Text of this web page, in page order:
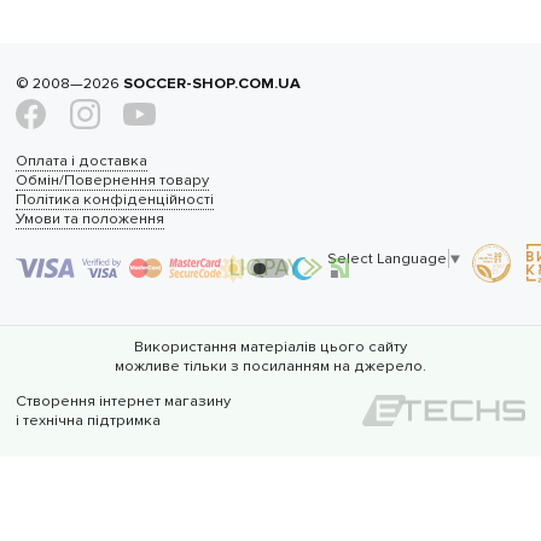
© 2008—2026 SOCCER-SHOP.COM.UA
Оплата і доставка
Обмін/Повернення товару
Політика конфіденційності
Умови та положення
Select Language ▼
Використання матеріалів цього сайту
можливе тільки з посиланням на джерело.
Створення інтернет магазину
і технічна підтримка